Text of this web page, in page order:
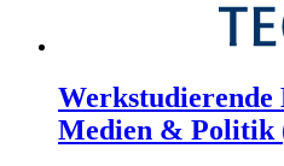
Werkstudierende
Medien & Politik